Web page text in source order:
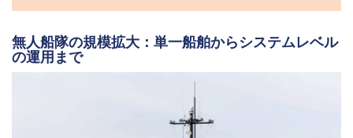
無人船隊の規模拡大：単一船舶からシステムレベル
の運用まで